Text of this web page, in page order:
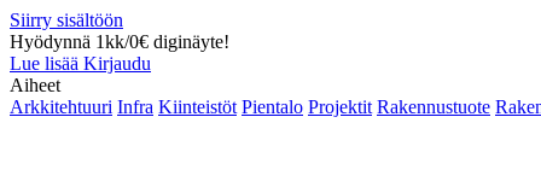
Siirry sisältöön
Hyödynnä 1kk/0€ diginäyte!
Lue lisää Kirjaudu
Aiheet
Arkkitehtuuri Infra Kiinteistöt Pientalo Projektit Rakennustuote